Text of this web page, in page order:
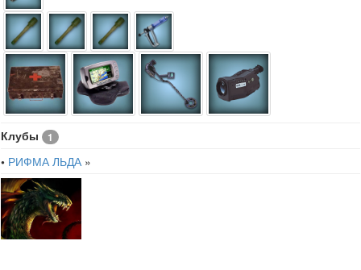
Клубы 1
• РИФМА ЛЬДА»